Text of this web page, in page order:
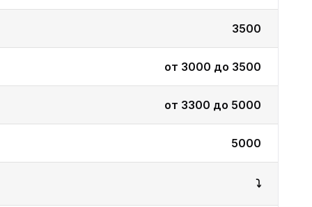
3500
от 3000 до 3500
от 3300 до 5000
5000
⤵️